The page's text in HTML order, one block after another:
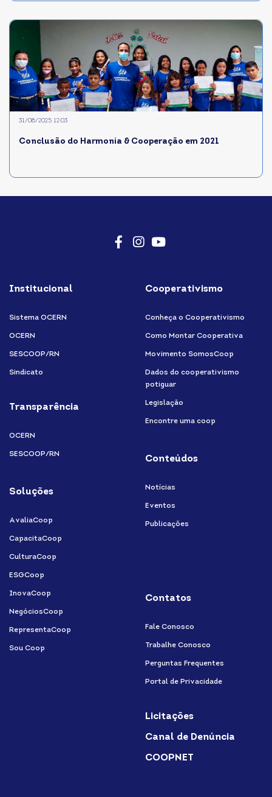
Conclusão do Harmonia & Cooperação em 2021
31/08/2025 12:03
Institucional
Sistema OCERN
OCERN
SESCOOP/RN
Sindicato
Transparência
OCERN
SESCOOP/RN
Soluções
AvaliaCoop
CapacitaCoop
CulturaCoop
ESGCoop
InovaCoop
NegóciosCoop
RepresentaCoop
Sou Coop
Cooperativismo
Conheça o Cooperativismo
Como Montar Cooperativa
Movimento SomosCoop
Dados do cooperativismo
potiguar
Legislação
Encontre uma coop
Conteúdos
Notícias
Eventos
Publicações
Contatos
Fale Conosco
Trabalhe Conosco
Perguntas Frequentes
Portal de Privacidade
Licitações
Canal de Denúncia
COOPNET